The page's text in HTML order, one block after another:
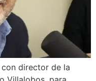
con director de la